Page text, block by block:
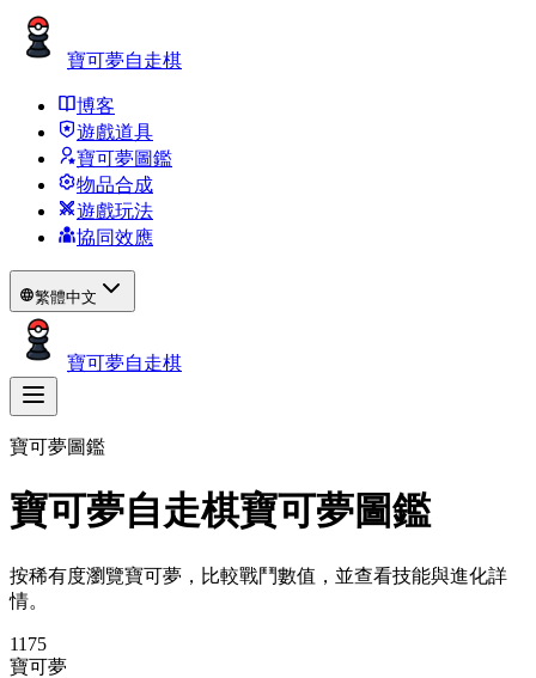
寶可夢自走棋
博客
遊戲道具
寶可夢圖鑑
物品合成
遊戲玩法
協同效應
繁體中文
寶可夢自走棋
寶可夢圖鑑
寶可夢自走棋寶可夢圖鑑
按稀有度瀏覽寶可夢，比較戰鬥數值，並查看技能與進化詳
情。
1175
寶可夢